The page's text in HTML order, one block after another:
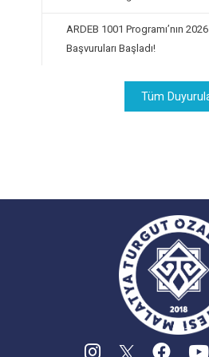
ARDEB 1001 Programı’nın
Başvuruları Başladı!
Tüm